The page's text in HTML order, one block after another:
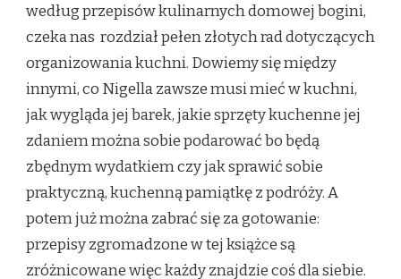
według przepisów kulinarnych domowej bogini,
czeka nas rozdział pełen złotych rad dotyczących
organizowania kuchni. Dowiemy się między
innymi, co Nigella zawsze musi mieć w kuchni,
jak wygląda jej barek, jakie sprzęty kuchenne jej
zdaniem można sobie podarować bo będą
zbędnym wydatkiem czy jak sprawić sobie
praktyczną, kuchenną pamiątkę z podróży. A
potem już można zabrać się za gotowanie:
przepisy zgromadzone w tej książce są
zróżnicowane więc każdy znajdzie coś dla siebie.